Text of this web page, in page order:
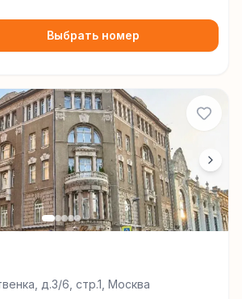
Выбрать номер
д.3/6, стр.1, Москва